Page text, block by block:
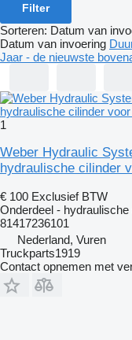
Filter
Sorteren: Datum van
Datum van invoering
Jaar - de nieuwste
1
Weber Hydraulic
hydraulische cilinder
€ 100 Exclusief BTW
Onderdeel - hydraulische
81417236101
Nederland, Vuren
Truckparts1919
Contact opnemen met